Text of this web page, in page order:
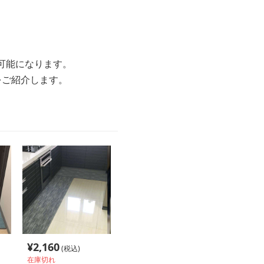
になります。
紹介します。
¥2,160(税込)
在庫切れ